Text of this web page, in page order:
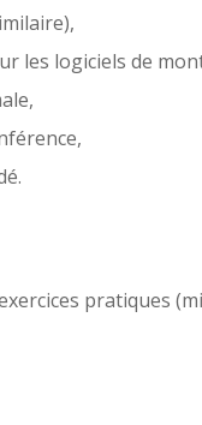
les logiciels de
pratiques